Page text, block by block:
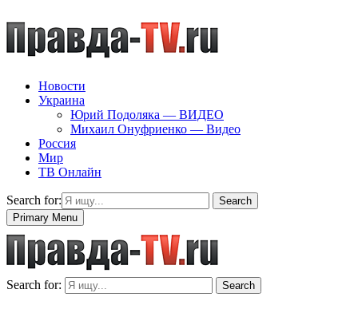
Новости
Украина
Юрий Подоляка — ВИДЕО
Михаил Онуфриенко — Видео
Россия
Мир
ТВ Онлайн
Search for:
Search
Primary Menu
Search for: Search